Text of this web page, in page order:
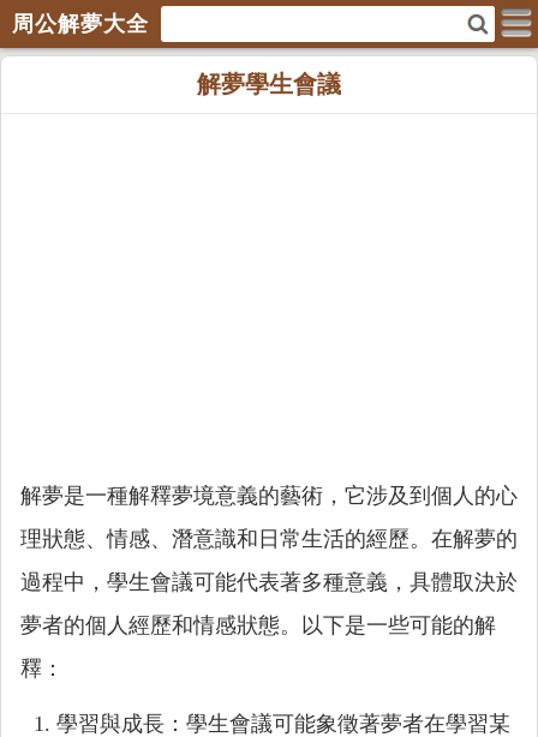
周公解夢大全
解夢學生會議
解夢是一種解釋夢境意義的藝術，它涉及到個人的心
理狀態、情感、潛意識和日常生活的經歷。在解夢的
過程中，學生會議可能代表著多種意義，具體取決於
夢者的個人經歷和情感狀態。以下是一些可能的解
釋：
學習與成長：學生會議可能象徵著夢者在學習某